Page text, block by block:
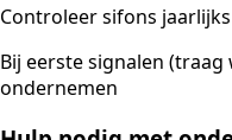
Controleer sifons
Bij eerste signalen
ondernemen